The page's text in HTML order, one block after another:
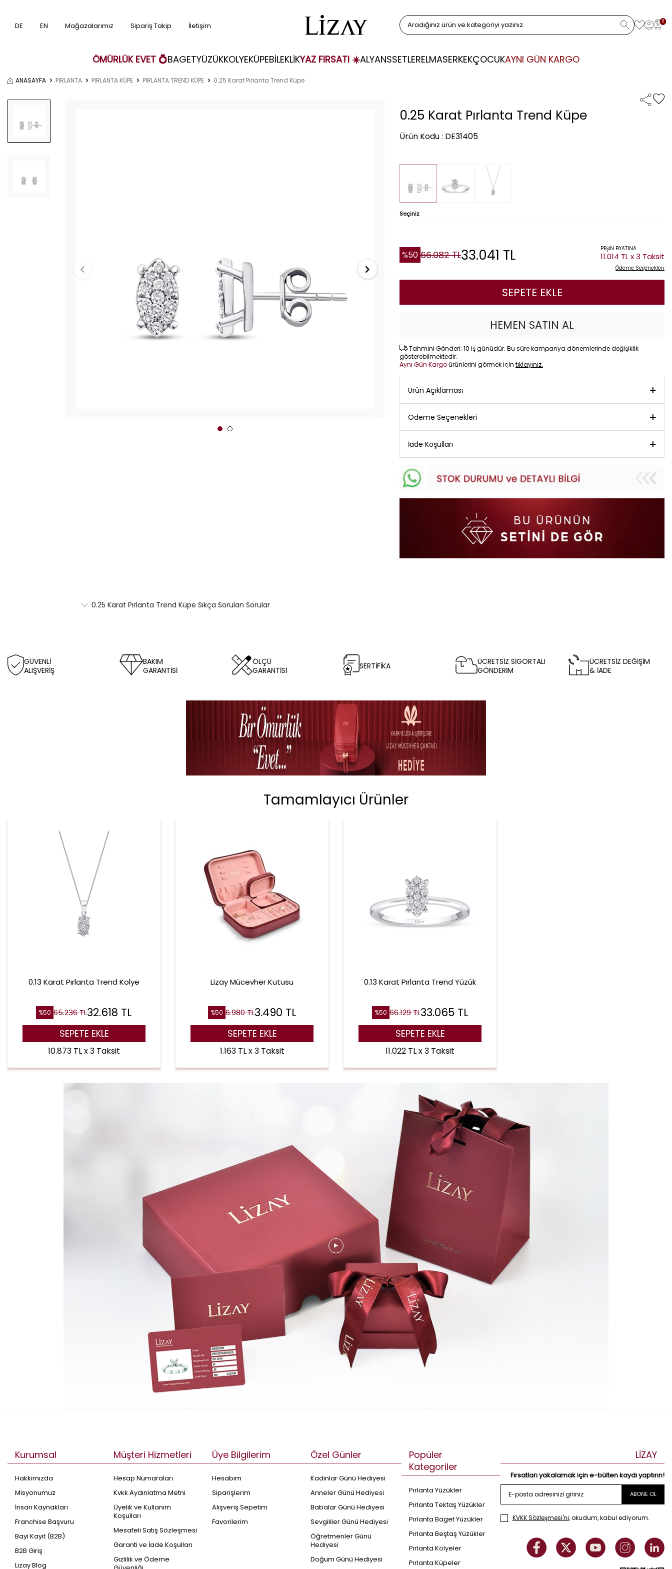
DE EN Mağazalarımız Sipariş Takip İletişim 0
ÖMÜRLÜK EVET 💍BAGETYÜZÜKKOLYEKÜPEBİLEKLİKYAZ FIRSATI ☀️ALYANSSETLERELMASERKEKÇOCUKAYNI GÜN KARGO
ANASAYFA PIRLANTA PIRLANTA KÜPE PIRLANTA TREND KÜPE 0.25 Karat Pırlanta Trend Küpe
0.25 Karat Pırlanta Trend Küpe
Ürün Kodu : DE31405
Seçiniz
%50 66.082TL33.041 TL PEŞİN FİYATINA
11.014 TL x 3 Taksit
Ödeme Seçenekleri
SEPETE EKLE
HEMEN SATIN AL
Tahmini Gönderi: 10 iş günüdür. Bu süre kampanya dönemlerinde değişiklik
gösterebilmektedir.
Aynı Gün Kargoürünlerini görmek için tıklayınız.
Ürün Açıklaması
Ödeme Seçenekleri
İade Koşulları
0.25 Karat Pırlanta Trend Küpe Sıkça Sorulan Sorular
GÜVENLİ
ALIŞVERİŞ
BAKIM
GARANTİSİ
ÖLÇÜ
GARANTİSİ
SERTİFİKA
ÜCRETSİZ SİGORTALI
GÖNDERİM
ÜCRETSİZ DEĞİŞİM
& İADE
Tamamlayıcı Ürünler
0.13 Karat Pırlanta Trend Kolye
%50 65.236TL32.618 TL
SEPETE EKLE
10.873 TL x 3 Taksit
Lizay Mücevher Kutusu
%50 6.980TL3.490 TL
SEPETE EKLE
1.163 TL x 3 Taksit
0.13 Karat Pırlanta Trend Yüzük
%50 66.129TL33.065 TL
SEPETE EKLE
11.022 TL x 3 Taksit
Kurumsal
Hakkımızda
Misyonumuz
İnsan Kaynakları
Franchise Başvuru
Bayi Kayıt (B2B)
B2B Giriş
Lizay Blog
Müşteri Hizmetleri
Hesap Numaraları
Kvkk Aydınlatma Metni
Üyelik ve Kullanım
Koşulları
Mesafeli Satış Sözleşmesi
Garanti ve İade Koşulları
Gizlilik ve Ödeme
Üye Bilgilerim
Hesabım
Siparişlerim
Alışveriş Sepetim
Favorilerim
Özel Günler
Kadınlar Günü Hediyesi
Anneler Günü Hediyesi
Babalar Günü Hediyesi
Sevgililer Günü Hediyesi
Öğretmenler Günü
Hediyesi
Doğum Günü Hediyesi
Popüler
Kategoriler
Pırlanta Yüzükler
Pırlanta Tektaş Yüzükler
Pırlanta Baget Yüzükler
Pırlanta Beştaş Yüzükler
Pırlanta Kolyeler
Pırlanta Küpeler
LİZAY
Fırsatları yakalamak için e-bülten kaydı yaptırın!
ABONE OL
KVKK Sözleşmesi'ni, okudum, kabul ediyorum.